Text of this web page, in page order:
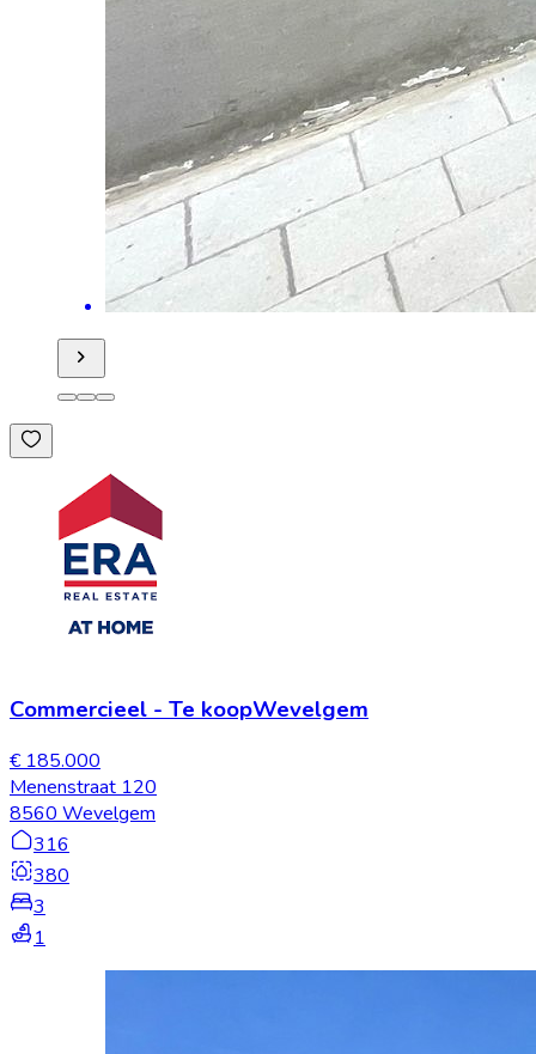
Commercieel - Te koopWevelgem
€ 185.000
Menenstraat 120
8560 Wevelgem
316
380
3
1